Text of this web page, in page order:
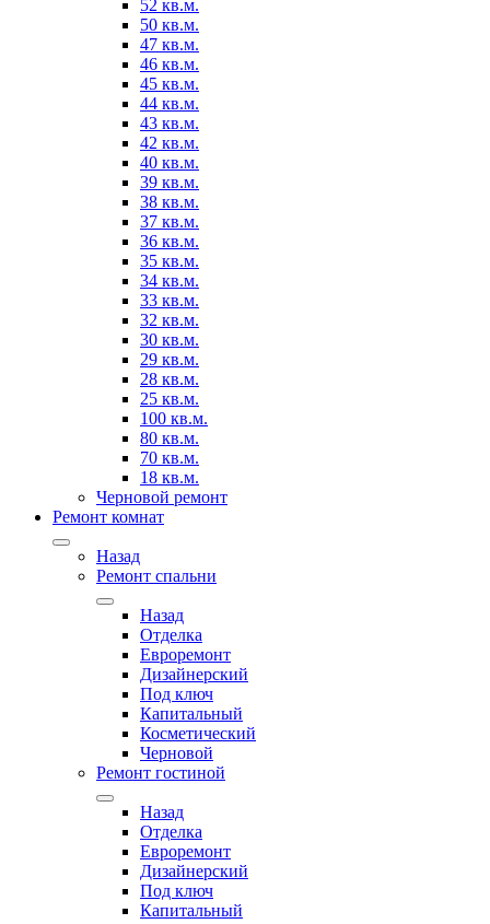
52 кв.м.
50 кв.м.
47 кв.м.
46 кв.м.
45 кв.м.
44 кв.м.
43 кв.м.
42 кв.м.
40 кв.м.
39 кв.м.
38 кв.м.
37 кв.м.
36 кв.м.
35 кв.м.
34 кв.м.
33 кв.м.
32 кв.м.
30 кв.м.
29 кв.м.
28 кв.м.
25 кв.м.
100 кв.м.
80 кв.м.
70 кв.м.
18 кв.м.
Черновой ремонт
Ремонт комнат
Назад
Ремонт спальни
Назад
Отделка
Евроремонт
Дизайнерский
Под ключ
Капитальный
Косметический
Черновой
Ремонт гостиной
Назад
Отделка
Евроремонт
Дизайнерский
Под ключ
Капитальный